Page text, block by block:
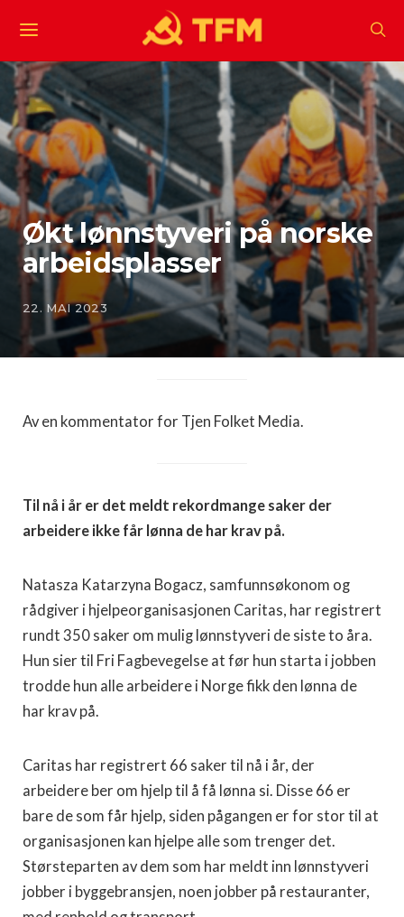
Økt lønnstyveri på norske
arbeidsplasser
22. MAI 2023
Av en kommentator for Tjen Folket Media.
Til nå i år er det meldt rekordmange saker der
arbeidere ikke får lønna de har krav på.
Natasza Katarzyna Bogacz, samfunnsøkonom og
rådgiver i hjelpeorganisasjonen Caritas, har registrert
rundt 350 saker om mulig lønnstyveri de siste to åra.
Hun sier til Fri Fagbevegelse at før hun starta i jobben
trodde hun alle arbeidere i Norge fikk den lønna de
har krav på.
Caritas har registrert 66 saker til nå i år, der
arbeidere ber om hjelp til å få lønna si. Disse 66 er
bare de som får hjelp, siden pågangen er for stor til at
organisasjonen kan hjelpe alle som trenger det.
Størsteparten av dem som har meldt inn lønnstyveri
jobber i byggebransjen, noen jobber på restauranter,